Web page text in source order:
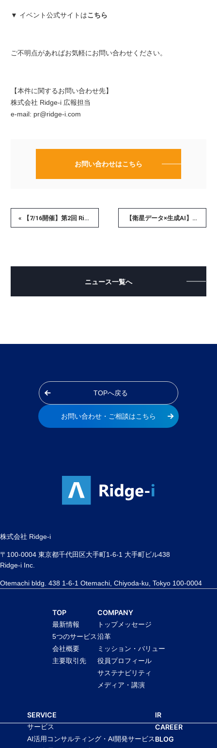
▼ イベント公式サイトはこちら
ご不明点があればお気軽にお問い合わせください。
【本件に関するお問い合わせ先】
株式会社 Ridge-i 広報担当
e-mail: pr@ridge-i.com
お問い合わせはこちら
« 【7/16開催】第2回 Ridge-i会社説明会｜柳原CEOによる特別講演 【衛星データ×生成AI】「地球デジタルツインで描くビジネスの未来」に弊社代表取締役社長 柳原が登壇します »
ニュース一覧へ
TOPへ戻る
お問い合わせ・ご相談はこちら
株式会社 Ridge-i
〒100-0004 東京都千代田区大手町1-6-1 大手町ビル438
Ridge-i Inc.
Otemachi bldg. 438 1-6-1 Otemachi, Chiyoda-ku, Tokyo 100-0004
TOP
最新情報
5つのサービス
会社概要
主要取引先
COMPANY
トップメッセージ
沿革
ミッション・バリュー
役員プロフィール
サステナビリティ
メディア・講演
SERVICE
サービス
AI活用コンサルティング・AI開発サービス
IR
CAREER
BLOG